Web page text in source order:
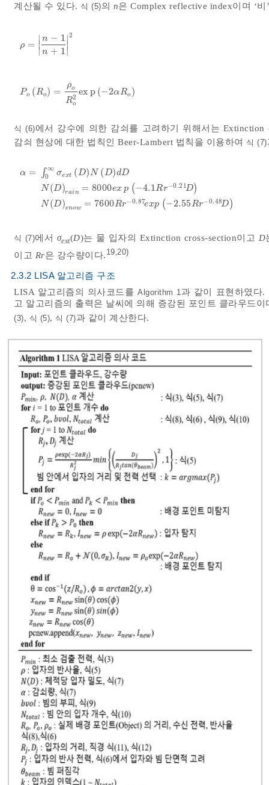
계산될 수 있다. 식 (5)의 n은 Complex reflective index이며 ‘
ρ =
∣
∣
∣
n − 1
n + 1
∣
∣
∣
2
ρ=n-1n+1
Po (Ro) =
ρo
R2
o
exp (−2αRo )
Po Ro =ρoRo2exp-2αR
식 (6)에서 강수에 의한 감쇠를 고려하기 위해서는
감쇠 현상에 대한 법칙인 Beer-Lambert 법칙을 이용하여 식 (7)
α = ∫ ∞
0
σext (D)N (D)dD
N (D)rain = 8000ex p (−4.1Rr−0.21D)
N (D)snow = 7600Rr−0.87exp (−2.55Rr−0.48D )
α=∫0 ∞σextD NDdDNDrain
식 (7)에서 σext(D)는 물 입자의 Extinction cross-section이고 D
이고 Rr은 강수량이다. 19,20)
2.3.2 LISA 알고리즘 구조
LISA 알고리즘의 의사코드를Algorithm 1 과 같이 표현하였다.
고 알고리즘의 출력은 날씨에 의해 증강된 포인트 클라우드
(3), 식 (5), 식 (7)과 같이 계산한다.